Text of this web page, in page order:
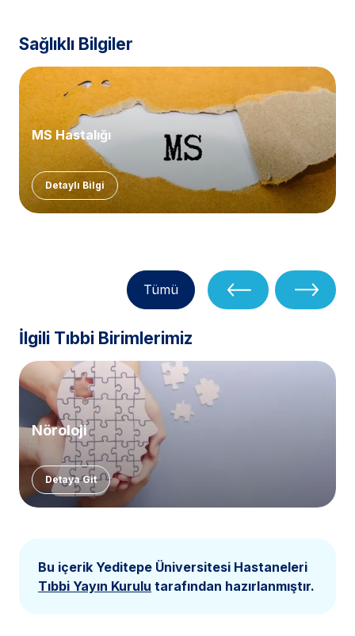
Sağlıklı Bilgiler
MS Hastalığı
Detaylı Bilgi
Tümü
İlgili Tıbbi Birimlerimiz
Nöroloji
Detaya Git
Bu içerik Yeditepe Üniversitesi Hastaneleri
Tıbbi Yayın Kurulu tarafından hazırlanmıştır.